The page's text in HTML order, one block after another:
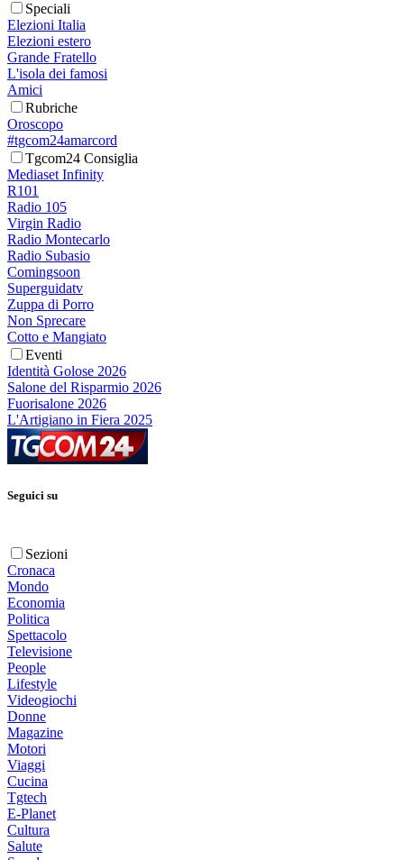
Speciali
Elezioni Italia
Elezioni estero
Grande Fratello
L'isola dei famosi
Amici
Rubriche
Oroscopo
#tgcom24amarcord
Tgcom24 Consiglia
Mediaset Infinity
R101
Radio 105
Virgin Radio
Radio Montecarlo
Radio Subasio
Comingsoon
Superguidatv
Zuppa di Porro
Non Sprecare
Cotto e Mangiato
Eventi
Identità Golose 2026
Salone del Risparmio 2026
Fuorisalone 2026
L'Artigiano in Fiera 2025
Seguici su
Sezioni
Cronaca
Mondo
Economia
Politica
Spettacolo
Televisione
People
Lifestyle
Videogiochi
Donne
Magazine
Motori
Viaggi
Cucina
Tgtech
E-Planet
Cultura
Salute